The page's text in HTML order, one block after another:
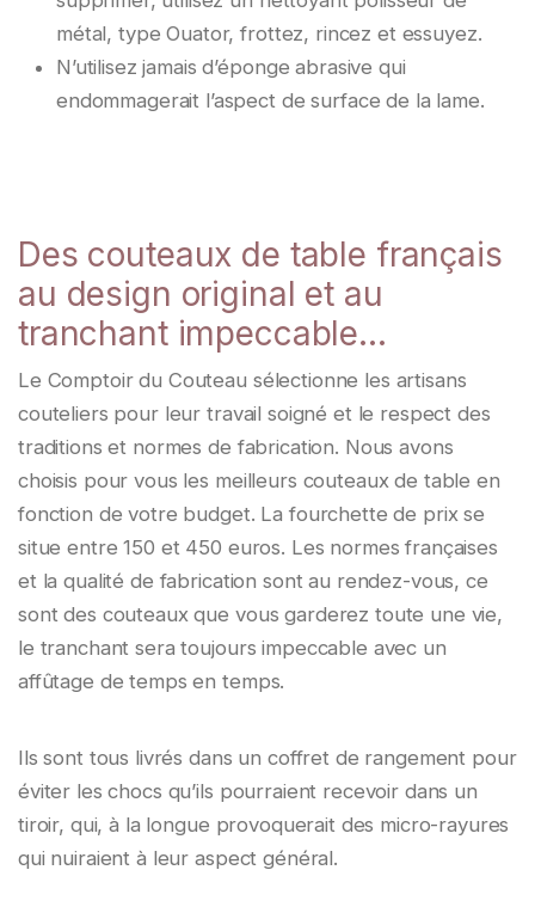
métal, type Ouator, frottez, rincez et essuyez.
N’utilisez jamais d’éponge abrasive qui
endommagerait l’aspect de surface de la lame.
Des couteaux de table français
au design original et au
tranchant impeccable…
Le Comptoir du Couteau sélectionne les artisans
couteliers pour leur travail soigné et le respect des
traditions et normes de fabrication. Nous avons
choisis pour vous les meilleurs couteaux de table en
fonction de votre budget. La fourchette de prix se
situe entre 150 et 450 euros. Les normes françaises
et la qualité de fabrication sont au rendez-vous, ce
sont des couteaux que vous garderez toute une vie,
le tranchant sera toujours impeccable avec un
affûtage de temps en temps.
Ils sont tous livrés dans un coffret de rangement pour
éviter les chocs qu’ils pourraient recevoir dans un
tiroir, qui, à la longue provoquerait des micro-rayures
qui nuiraient à leur aspect général.